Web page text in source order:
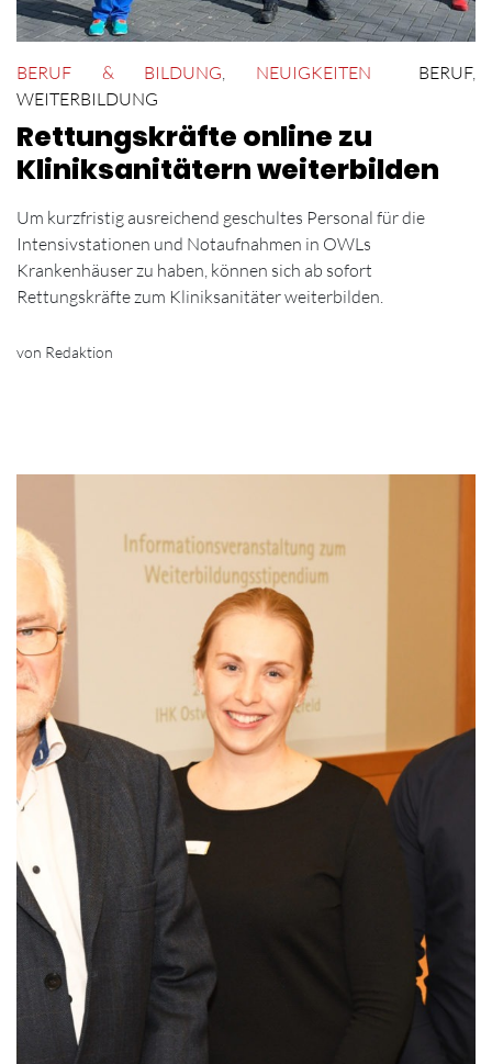
BERUF & BILDUNG, NEUIGKEITEN BERUF,
WEITERBILDUNG
Rettungskräfte online zu
Kliniksanitätern weiterbilden
Um kurzfristig ausreichend geschultes Personal für die
Intensivstationen und Notaufnahmen in OWLs
Krankenhäuser zu haben, können sich ab sofort
Rettungskräfte zum Kliniksanitäter weiterbilden.
von Redaktion